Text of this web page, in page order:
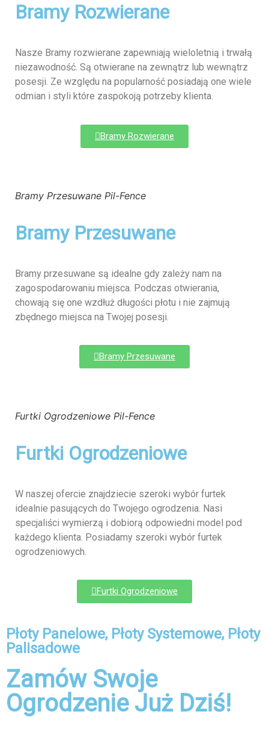
Bramy Rozwierane
Nasze Bramy rozwierane zapewniają wieloletnią i trwałą
niezawodność. Są otwierane na zewnątrz lub wewnątrz
posesji. Ze względu na popularność posiadają one wiele
odmian i styli które zaspokoją potrzeby klienta.
Bramy Rozwierane
Bramy Przesuwane Pil-Fence
Bramy Przesuwane
Bramy przesuwane są idealne gdy zależy nam na
zagospodarowaniu miejsca. Podczas otwierania,
chowają się one wzdłuż długości płotu i nie zajmują
zbędnego miejsca na Twojej posesji.
Bramy Przesuwane
Furtki Ogrodzeniowe Pil-Fence
Furtki Ogrodzeniowe
W naszej ofercie znajdziecie szeroki wybór furtek
idealnie pasujących do Twojego ogrodzenia. Nasi
specjaliści wymierzą i dobiorą odpowiedni model pod
każdego klienta. Posiadamy szeroki wybór furtek
ogrodzeniowych.
Furtki Ogrodzeniowe
Płoty Panelowe, Płoty Systemowe, Płoty
Palisadowe
Zamów Swoje
Ogrodzenie Już Dziś!